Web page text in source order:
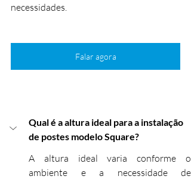
necessidades.
Falar agora
Qual é a altura ideal para a instalação
de postes modelo Square?
A altura ideal varia conforme o
ambiente e a necessidade de